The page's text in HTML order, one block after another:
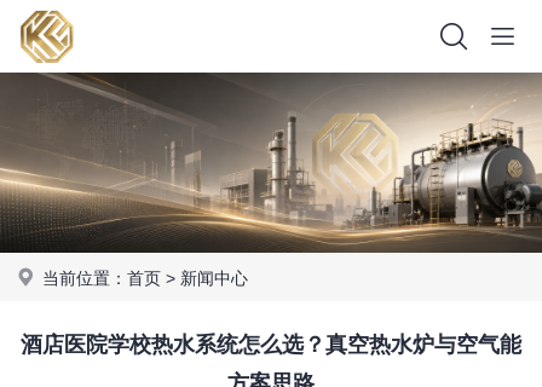
当前位置：首页 > 新闻中心
酒店医院学校热水系统怎么选？真空热水炉与空气能